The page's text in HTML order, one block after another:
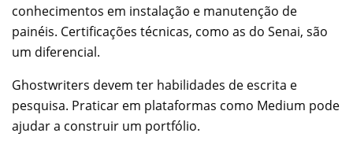
conhecimentos em instalação e manutenção de
painéis. Certificações técnicas, como as do Senai, são
um diferencial.
Ghostwriters devem ter habilidades de escrita e
pesquisa. Praticar em plataformas como Medium pode
ajudar a construir um portfólio.